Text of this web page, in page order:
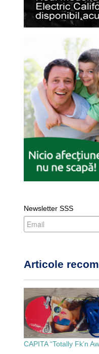
Newsletter SSS
Articole
CAPITA “Totally Fk’n